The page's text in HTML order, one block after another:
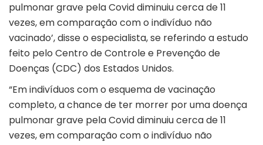
pulmonar grave pela Covid diminuiu cerca de 11
vezes, em comparação com o indivíduo não
vacinado’, disse o especialista, se referindo a estudo
feito pelo Centro de Controle e Prevenção de
Doenças (CDC) dos Estados Unidos.
“Em indivíduos com o esquema de vacinação
completo, a chance de ter morrer por uma doença
pulmonar grave pela Covid diminuiu cerca de 11
vezes, em comparação com o indivíduo não